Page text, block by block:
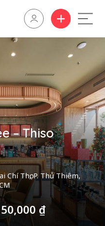
– Thiso
Thọ, P. Thủ Thiêm,
₫